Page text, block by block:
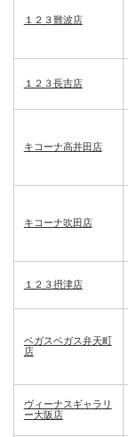
１２３難波店
１２３長吉店
キコーナ高井田店
キコーナ吹田店
１２３摂津店
ベガスベガス弁天町
店
ヴィーナスギャラリ
ー大阪店